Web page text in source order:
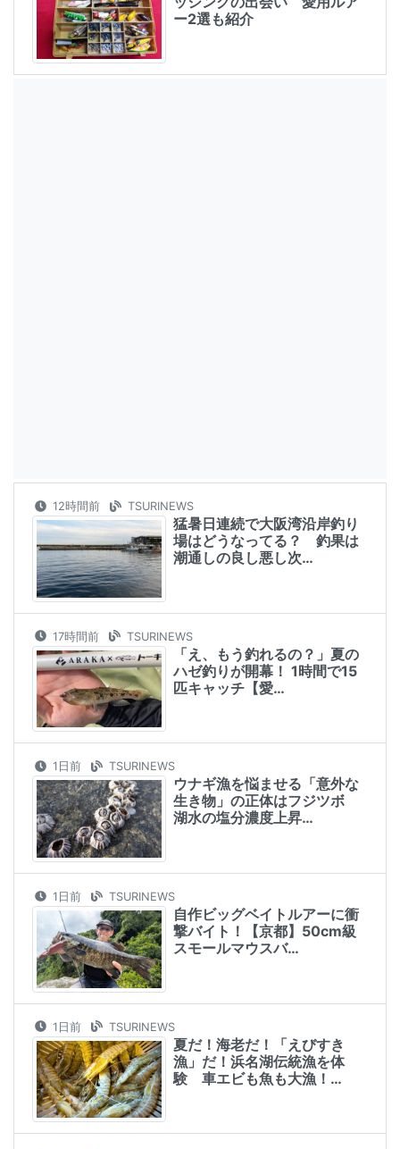
ー2選も紹介
12時間前 TSURINEWS
猛暑日連続で大阪湾沿岸釣り
場はどうなってる？ 釣果は
潮通しの良し悪し次…
17時間前 TSURINEWS
「え、もう釣れるの？」夏の
ハゼ釣りが開幕！ 1時間で15
匹キャッチ【愛…
1日前 TSURINEWS
ウナギ漁を悩ませる「意外な
生き物」の正体はフジツボ
湖水の塩分濃度上昇…
1日前 TSURINEWS
自作ビッグベイトルアーに衝
撃バイト！【京都】50cm級
スモールマウスバ…
1日前 TSURINEWS
夏だ！海老だ！「えびすき
漁」だ！浜名湖伝統漁を体
験 車エビも魚も大漁！…